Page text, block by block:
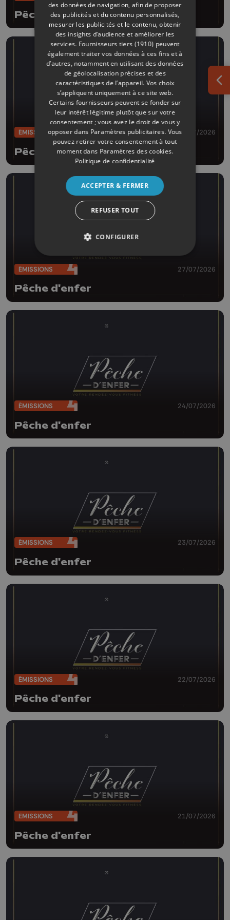
Pêche d'enfer
ÉMISSIONS 28/07/2026
Pêche d'enfer
ÉMISSIONS 27/07/2026
Pêche d'enfer
ÉMISSIONS 24/07/2026
Pêche d'enfer
ÉMISSIONS 23/07/2026
Pêche d'enfer
ÉMISSIONS 22/07/2026
Pêche d'enfer
ÉMISSIONS 21/07/2026
Pêche d'enfer
des données de navigation, afin de proposer
des publicités et du contenu personnalisés,
mesurer les publicités et le contenu, obtenir
des insights d’audience et améliorer les
services. Fournisseurs tiers (1910) peuvent
également traiter vos données à ces fins et à
d’autres, notamment en utilisant des données
de géolocalisation précises et des
caractéristiques de l’appareil. Vos choix
s’appliquent uniquement à ce site web.
Certains fournisseurs peuvent se fonder sur
leur intérêt légitime plutôt que sur votre
consentement ; vous avez le droit de vous y
opposer dans Paramètres publicitaires. Vous
pouvez retirer votre consentement à tout
moment dans Paramètres des cookies.
Politique de confidentialité
ACCEPTER & FERMER
REFUSER TOUT
CONFIGURER